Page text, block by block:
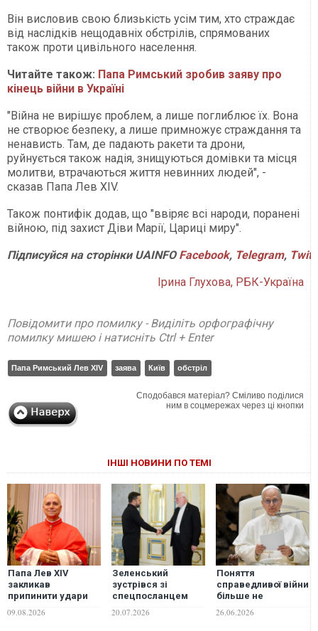
Він висловив свою близькість усім тим, хто страждає
від наслідків нещодавніх обстрілів, спрямованих
також проти цивільного населення.
Читайте також: Папа Римський зробив заяву про
кінець війни в Україні
"Війна не вирішує проблем, а лише поглиблює їх. Вона
не створює безпеку, а лише примножує страждання та
ненависть. Там, де падають ракети та дрони,
руйнується також надія, знищуються домівки та місця
молитви, втрачаються життя невинних людей", -
сказав Папа Лев XIV.
Також понтифік додав, що "ввіряє всі народи, поранені
війною, під захист Діви Марії, Цариці миру".
ПідписуйсянасторінкиUAINFO Facebook, Telegram,
Ірина Глухова, РБК-Україна
Повідомити про помилку - Виділіть орфографічну
помилку мишею і натисніть Ctrl + Enter
Папа Римський Лев XIV заява Київ обстріл
Сподобався матеріал? Сміливо поділися
ним в соцмережах через ці кнопки
ІНШІ НОВИНИ ПО ТЕМІ
Папа Лев XIV
закликав
припинити удари
об'єктах у війні РФ
09.08.2026
Зеленський
зустрівся зі
спецпосланцем
ВІДЕО
20.07.2026
Поняття
справедливої ​​війни
більше не
Папа Римський
26.06.2026